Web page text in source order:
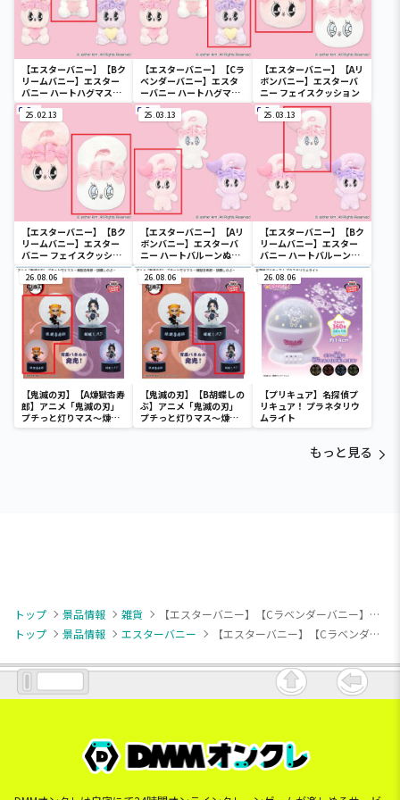
【エスターバニー】【Bク
リームバニー】エスター
バニー ハートハグマスコ
ット
【エスターバニー】【Cラ
ベンダーバニー】エスタ
ーバニー ハートハグマス
コット
【エスターバニー】【Aリ
ボンバニー】エスターバ
ニー フェイスクッション
25.02.13
【エスターバニー】【Bク
リームバニー】エスター
バニー フェイスクッショ
ン
25.03.13
【エスターバニー】【Aリ
ボンバニー】エスターバ
ニー ハートバルーンぬい
ぐるみ
25.03.13
【エスターバニー】【Bク
リームバニー】エスター
バニー ハートバルーンぬ
いぐるみ
26.08.06
【鬼滅の刃】【A煉獄杏寿
郎】アニメ「鬼滅の刃」
プチっと灯りマス～煉獄
杏寿郎・胡蝶しのぶ～
26.08.06
【鬼滅の刃】【B胡蝶しの
ぶ】アニメ「鬼滅の刃」
プチっと灯りマス～煉獄
杏寿郎・胡蝶しのぶ～
26.08.06
【プリキュア】名探偵プ
リキュア！ プラネタリウ
ムライト
もっと見る
トップ 景品情報 雑貨
【エスターバニー】【Cラベンダーバニー】エスターバニー ぬいぐるみ付き小物入れ
トップ
景品情報 エスターバニー 【エスターバニー】【Cラベンダーバニー】エスターバニー ぬいぐるみ付き小物入れ